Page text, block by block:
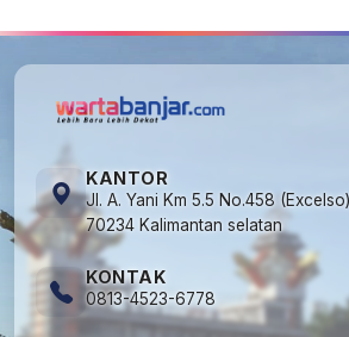
KANTOR
Jl. A. Yani Km 5.5 No.458
70234 Kalimantan selatan
KONTAK
0813-4523-6778